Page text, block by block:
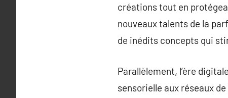
créations tout en
nouveaux talents de la
de inédits concepts qui
Parallèlement, l’ère
sensorielle aux réseaux